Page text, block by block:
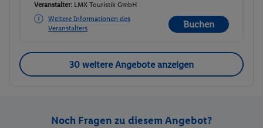
Veranstalter: LMX Touristik GmbH
Weitere Informationen des
Veranstalters
Buchen
30 weitere Angebote anzeigen
Noch Fragen zu diesem Angebot?